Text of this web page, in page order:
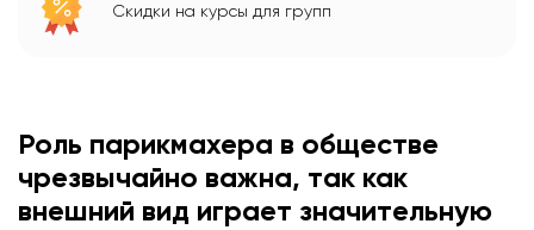
Скидки на курсы для групп
Роль парикмахера в обществе
чрезвычайно важна, так как
внешний вид играет значительную